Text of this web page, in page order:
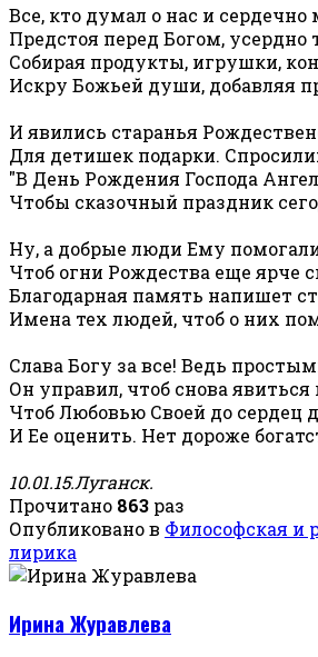
Все, кто думал о нас и сердечно
Предстоя перед Богом, усердно
Собирая продукты, игрушки,
Искру Божьей души, добавляя
И явились старанья
Для детишек подарки.
"В День Рождения Господа
Чтобы сказочный праздник
Ну, а добрые люди Ему
Чтоб огни Рождества еще ярче
Благодарная память напишет
Имена тех людей, чтоб о них
Слава Богу за все! Ведь
Он управил, чтоб снова
Чтоб Любовью Своей до сердец
И Ее оценить. Нет дороже
10.01.15.Луганск.
Прочитано 863 раз
Опубликовано в Философская и
лирика
Ирина Журавлева